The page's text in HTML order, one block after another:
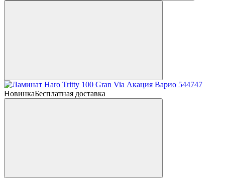
НовинкаБесплатная доставка